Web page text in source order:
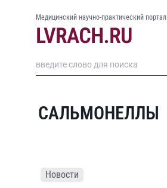
Медицинский научно-практический портал
САЛЬМОНЕЛЛЫ
Новости